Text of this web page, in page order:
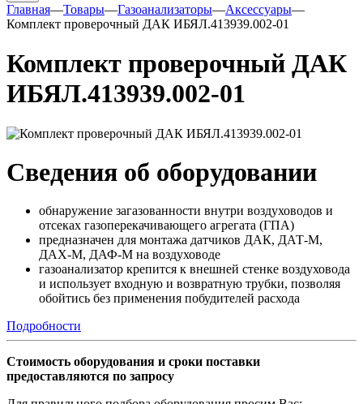
Главная—Товары—Газоанализаторы—Аксессуары—
Комплект проверочный ДАК ИБЯЛ.413939.002-01
Комплект проверочный ДАК
ИБЯЛ.413939.002-01
Сведения об оборудовании
обнаружение загазованности внутри воздуховодов и
отсеках газоперекачивающего агрегата (ГПА)
предназначен для монтажа датчиков ДАК, ДАТ-М,
ДАХ-М, ДАФ-М на воздуховоде
газоанализатор крепится к внешней стенке воздуховода
и использует входную и возвратную трубки, позволяя
обойтись без применения побудителей расхода
Подробности
Стоимость оборудования и сроки поставки
предоставляются по запросу